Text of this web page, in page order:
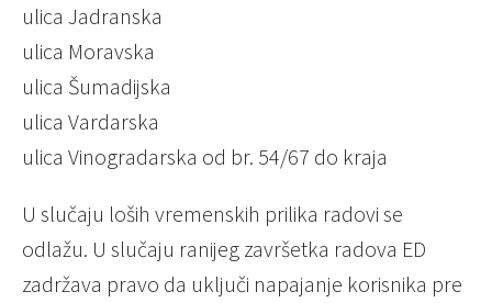
ulica Jadranska
ulica Moravska
ulica Šumadijska
ulica Vardarska
ulica Vinogradarska od br. 54/67 do kraja
U slučaju loših vremenskih prilika radovi se
odlažu. U slučaju ranijeg završetka radova ED
zadržava pravo da uključi napajanje korisnika pre